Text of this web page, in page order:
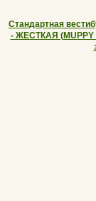
Стандартная
- ЖЕСТКАЯ (MUPPY